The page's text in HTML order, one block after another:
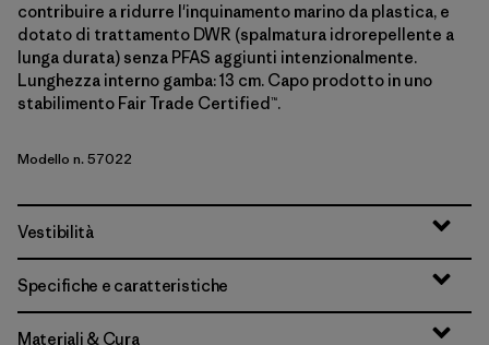
contribuire a ridurre l'inquinamento marino da plastica, e
dotato di trattamento DWR (spalmatura idrorepellente a
lunga durata) senza PFAS aggiunti intenzionalmente.
Lunghezza interno gamba: 13 cm. Capo prodotto in uno
stabilimento Fair Trade Certified™.
Modello n. 57022
Vestibilità
Specifiche e caratteristiche
Materiali & Cura